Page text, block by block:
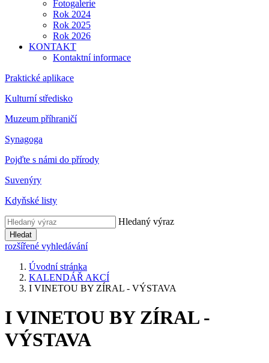
Fotogalerie
Rok 2024
Rok 2025
Rok 2026
KONTAKT
Kontaktní informace
Praktické aplikace
Kulturní středisko
Muzeum příhraničí
Synagoga
Pojďte s námi do přírody
Suvenýry
Kdyňské listy
Hledaný výraz
Hledat
rozšířené vyhledávání
Úvodní stránka
KALENDÁŘ AKCÍ
I VINETOU BY ZÍRAL - VÝSTAVA
I VINETOU BY ZÍRAL -
VÝSTAVA